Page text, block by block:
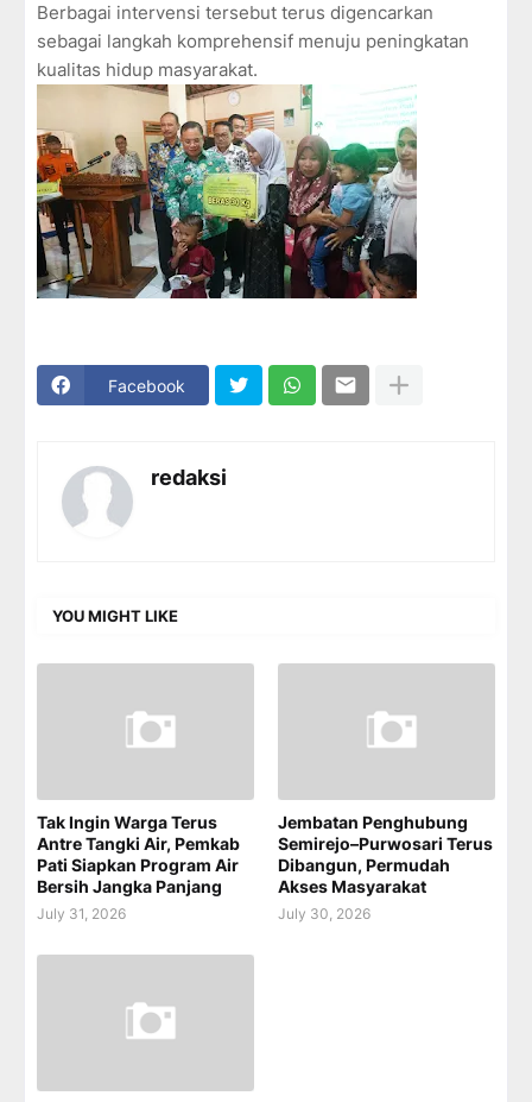
Berbagai intervensi tersebut terus digencarkan
sebagai langkah komprehensif menuju peningkatan
kualitas hidup masyarakat.
Facebook
redaksi
YOU MIGHT LIKE
Tak Ingin Warga Terus
Antre Tangki Air, Pemkab
Pati Siapkan Program Air
Bersih Jangka Panjang
July 31, 2026
Jembatan Penghubung
Semirejo–Purwosari Terus
Dibangun, Permudah
Akses Masyarakat
July 30, 2026